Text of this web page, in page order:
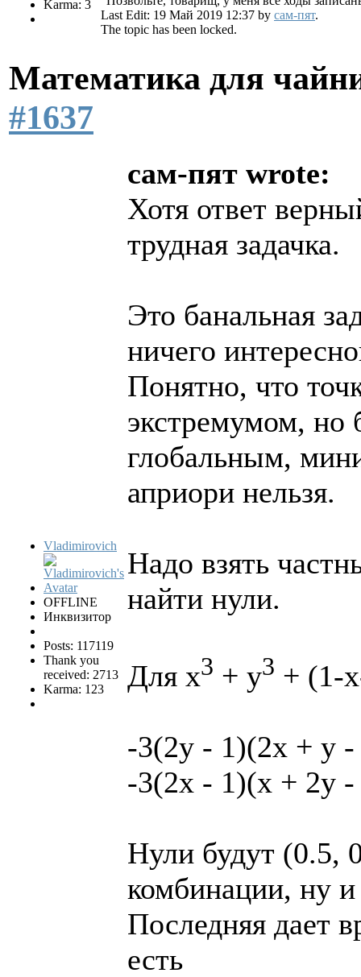
Karma: 3
Last Edit: 19 Май 2019 12:37 by сам-пят.
The topic has been locked.
Математика для
#1637
Vladimirovich
OFFLINE
Инквизитор
Posts: 117119
Thank you
received: 2713
Karma: 123
сам-пят wrote:
Хотя ответ
трудная задачка.
Это банальная
ничего
Понятно, что
экстремумом, но
глобальным,
априори нельзя.
Надо взять
найти нули.
Для x3 + y3 + (1-
-3(2y - 1)(2x + y -
-3(2x - 1)(x + 2y -
Нули будут (0.5,
комбинации, ну
Последняя дает
есть